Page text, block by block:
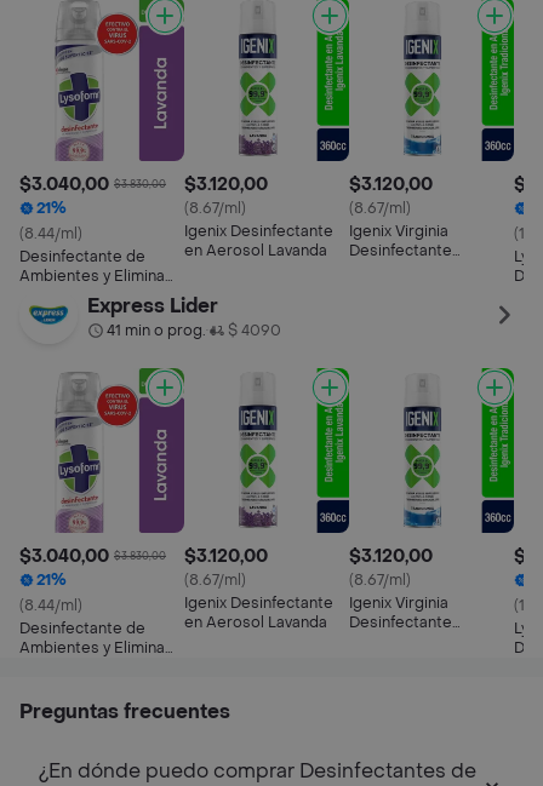
$3.040,00 $3.830,00
21%
(8.44/ml)
Desinfectante de
Ambientes y Elimina
Olores Lysoform
Lavanda en Aerosol
$3.120,00
(8.67/ml)
Igenix Desinfectante
en Aerosol Lavanda
$3.120,00
(8.67/ml)
Igenix Virginia
Desinfectante
Express Lider
41 min o prog.• $ 4090
$3.040,00 $3.830,00
21%
(8.44/ml)
Desinfectante de
Ambientes y Elimina
360ml
$3.120,00
(8.67/ml)
Igenix Desinfectante
en Aerosol Lavanda
$3.120,00
(8.67/ml)
Igenix Virginia
Desinfectante
Preguntas frecuentes
¿En dónde puedo comprar Desinfectantes de